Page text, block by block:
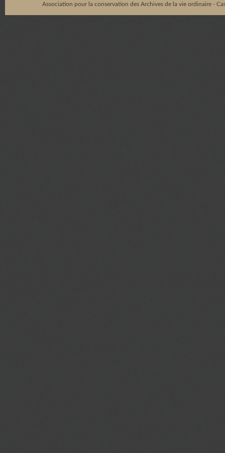
Association pour la conservation des Archives de la vie ordinaire -